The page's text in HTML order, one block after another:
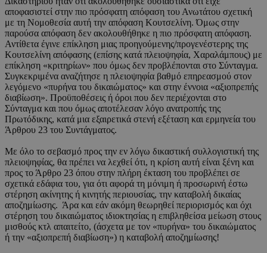
αποφασιστεί στην πιο πρόσφατη απόφαση του Ανωτάτου σχετική
με τη Νομοθεσία αυτή την απόφαση Κουτσελίνη. Όμως στην
παρούσα απόφαση δεν ακολουθήθηκε η πιο πρόσφατη απόφαση.
Αντίθετα έγινε επίκληση μιας προηγούμενης/προγενέστερης της
Κουτσελίνη απόφασης (επίσης κατά πλειοψηφία, Χαραλάμπους) με
επίκληση «κριτηρίων» που όμως δεν προβλέπονται στο Σύνταγμα.
Συγκεκριμένα αναζήτησε η πλειοψηφία βαθμό επηρεασμού στον
λεγόμενο «πυρήνα του δικαιώματος» και στην έννοια «αξιοπρεπής
διαβίωση». Προϋποθέσεις ή όροι που δεν περιέχονται στο
Σύνταγμα και που όμως αποτέλεσαν λόγο ανατροπής της
Πρωτόδικης, κατά μια εξαιρετικά στενή εξέταση και ερμηνεία του
Άρθρου 23 του Συντάγματος.
Με όλο το σεβασμό προς την εν λόγω δικαστική συλλογιστική της
πλειοψηφίας, θα πρέπει να λεχθεί ότι, η κρίση αυτή είναι ξένη και
προς το Άρθρο 23 όπου στην πλήρη έκταση του προβλέπει σε
σχετικά εδάφια του, για ότι αφορά τη μόνιμη ή προσωρινή έστω
στέρηση ακίνητης ή κινητής περιουσίας, την καταβολή δικαίας
αποζημίωσης. Άρα και εάν ακόμη θεωρηθεί περιορισμός και όχι
στέρηση του δικαιώματος ιδιοκτησίας η επιβληθείσα μείωση στους
μισθούς κτλ απαιτείτο, (άσχετα με τον «πυρήνα» του δικαιώματος
ή την «αξιοπρεπή διαβίωση») η καταβολή αποζημίωσης!